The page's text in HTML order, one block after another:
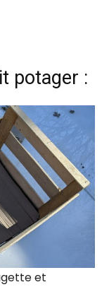
potager :
et